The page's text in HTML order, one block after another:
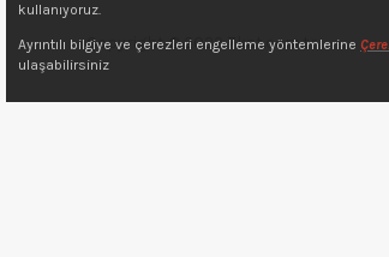
Copyright © 2022 7kat.com.tr
kullanıyoruz.
Ayrıntılı bilgiye ve çerezleri engelleme yöntemlerine
ulaşabilirsiniz